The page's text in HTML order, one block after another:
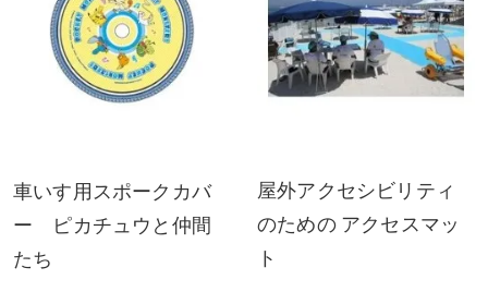
車いす用スポークカバ
ー ピカチュウと仲間
たち
屋外アクセシビリティ
のための アクセスマッ
ト